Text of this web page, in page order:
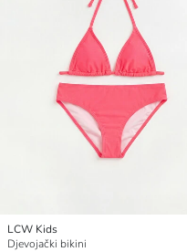
LCW Kids
Djevojački bikini